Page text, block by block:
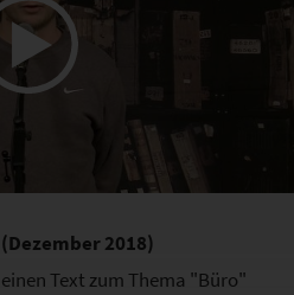
2018)
Text zum Thema "Büro"